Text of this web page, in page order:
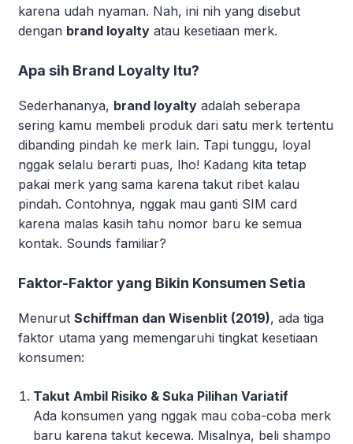
karena udah nyaman. Nah, ini nih yang disebut
dengan brand loyalty atau kesetiaan merk.
Apa sih Brand Loyalty Itu?
Sederhananya, brand loyalty adalah seberapa
sering kamu membeli produk dari satu merk tertentu
dibanding pindah ke merk lain. Tapi tunggu, loyal
nggak selalu berarti puas, lho! Kadang kita tetap
pakai merk yang sama karena takut ribet kalau
pindah. Contohnya, nggak mau ganti SIM card
karena malas kasih tahu nomor baru ke semua
kontak. Sounds familiar?
Faktor-Faktor yang Bikin Konsumen Setia
Menurut Schiffman dan Wisenblit (2019), ada tiga
faktor utama yang memengaruhi tingkat kesetiaan
konsumen:
Takut Ambil Risiko & Suka Pilihan Variatif
Ada konsumen yang nggak mau coba-coba merk
baru karena takut kecewa. Misalnya, beli shampo